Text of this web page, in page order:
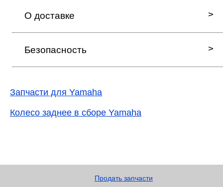
О доставке
Безопасность
Запчасти для Yamaha
Колесо заднее в сборе Yamaha
Продать запчасти